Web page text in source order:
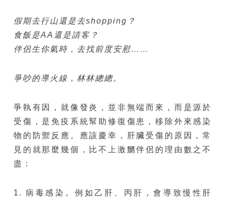
假期去行山還是去shopping？
食飯是AA還是請客？
伴侶生你氣時，去找前度安慰……
爭吵的導火線，林林總總。
爭執有因，就像發炎，並非無端而來，而是源於
受傷，是免疫系統幫助修復傷患，移除外來感染
物的防禦反應。應該慶幸，肝臟受傷的原因，常
見的就那麼幾個，比不上激嬲伴侶的理由數之不
盡：
1. 病毒感染。例如乙肝、丙肝，會導致慢性肝